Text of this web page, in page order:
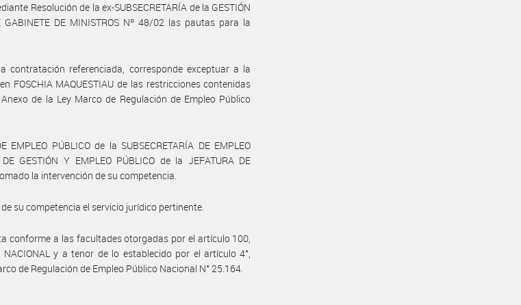
Resolución de la ex-SUBSECRETARÍA de la GESTIÓN
GABINETE DE MINISTROS Nº 48/02 las pautas para la
contratación referenciada, corresponde exceptuar a la
FOSCHIA MAQUESTIAU de las restricciones contenidas
de la Ley Marco de Regulación de Empleo Público
EMPLEO PÚBLICO de la SUBSECRETARÍA DE EMPLEO
GESTIÓN Y EMPLEO PÚBLICO de la JEFATURA DE
la intervención de su competencia.
su competencia el servicio jurídico pertinente.
conforme a las facultades otorgadas por el artículo 100,
NACIONAL y a tenor de lo establecido por el artículo 4°,
de Regulación de Empleo Público Nacional N° 25.164.